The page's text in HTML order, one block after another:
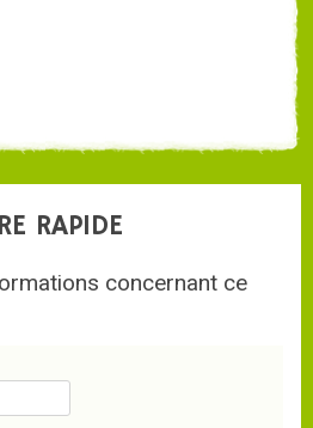
RAPIDE
concernant ce